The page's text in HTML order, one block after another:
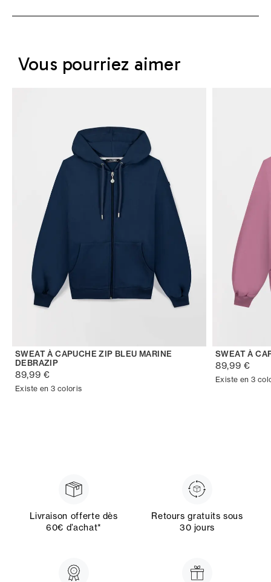
Vous pourriez aimer
SWEAT À CAPUCHE ZIP BLEU MARINE
DEBRAZIP
89,99 €
Existe en 3 coloris
SWEAT À
89,99 €
Existe en 3
Livraison offerte dès
60€ d’achat*
Retours gratuits sous
30 jours